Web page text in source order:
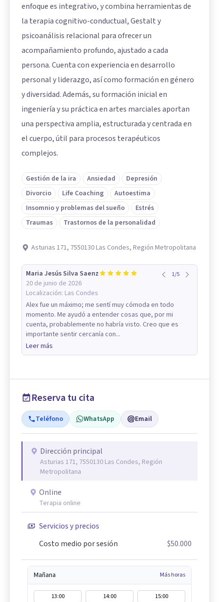
enfoque es integrativo, y combina herramientas de
la terapia cognitivo-conductual, Gestalt y
psicoanálisis relacional para ofrecer un
acompañamiento profundo, ajustado a cada
persona. Cuenta con experiencia en desarrollo
personal y liderazgo, así como formación en género
y diversidad. Además, su formación inicial en
ingeniería y su práctica en artes marciales aportan
una perspectiva amplia, estructurada y centrada en
el cuerpo, útil para procesos terapéuticos
complejos.
Gestión de la ira Ansiedad
Depresión
Divorcio
Life Coaching
Autoestima
Insomnio y problemas del sueño
Estrés
Traumas
Trastornos de la personalidad
Asturias 171, 7550130 Las Condes, Región Metropolitana
Maria Jesús Silva Saenz
20 de junio de 2026
Localización: Las Condes
1/5
Alex fue un máximo; me sentí muy cómoda en todo
momento. Me ayudó a entender cosas que, por mi
cuenta, probablemente no habría visto. Creo que es
importante sentir cercanía con...
Leer más
Reserva tu cita
Teléfono WhatsApp Email
Dirección principal
Asturias 171, 7550130 Las Condes, Región
Metropolitana
Online
Terapia online
Servicios y precios
Costo medio por sesión
$50.000
Mañana Más horas
13:00 14:00
15:00